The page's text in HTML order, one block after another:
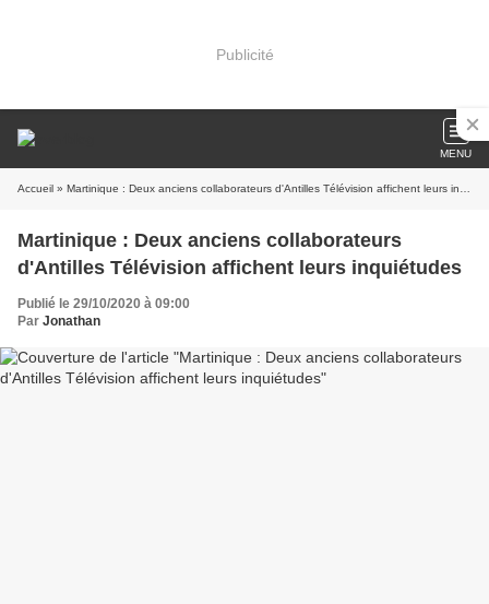
Publicité
MENU
Accueil » Martinique : Deux anciens collaborateurs d'Antilles Télévision affichent leurs inquiétudes
Martinique : Deux anciens collaborateurs
d'Antilles Télévision affichent leurs inquiétudes
Publié le 29/10/2020 à 09:00
Par Jonathan